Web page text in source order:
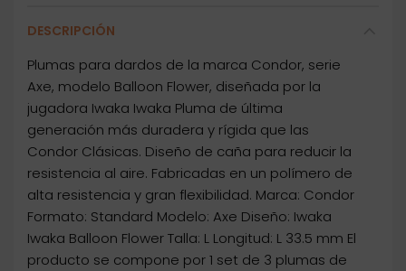
DESCRIPCIÓN
Plumas para dardos de la marca Condor, serie
Axe, modelo Balloon Flower, diseñada por la
jugadora Iwaka Iwaka Pluma de última
generación más duradera y rígida que las
Condor Clásicas. Diseño de caña para reducir la
resistencia al aire. Fabricadas en un polímero de
alta resistencia y gran flexibilidad. Marca: Condor
Formato: Standard Modelo: Axe Diseño: Iwaka
Iwaka Balloon Flower Talla: L Longitud: L 33.5 mm El
producto se compone por 1 set de 3 plumas de